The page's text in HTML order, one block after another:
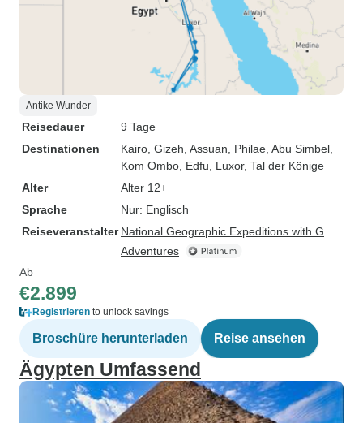
Antike Wunder
Reisedauer
9 Tage
Destinationen
Kairo , Gizeh , Assuan , Philae , Abu Simbel
Kom Ombo , Edfu , Luxor, Tal der Könige
Alter
Alter 12+
Sprache
Nur: Englisch
Reiseveranstalter National Geographic Expeditions with G
Adventures
Ab
€2.899
Registrieren to unlock savings
Broschüre herunterladen Reise ansehen
Ägypten Umfassend